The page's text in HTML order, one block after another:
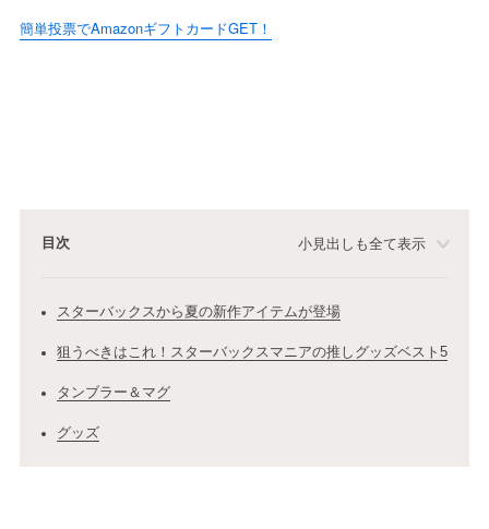
簡単投票でAmazonギフトカードGET！
目次 小見出しも全て表示
スターバックスから夏の新作アイテムが登場
狙うべきはこれ！スターバックスマニアの推しグッズベスト5
タンブラー＆マグ
グッズ